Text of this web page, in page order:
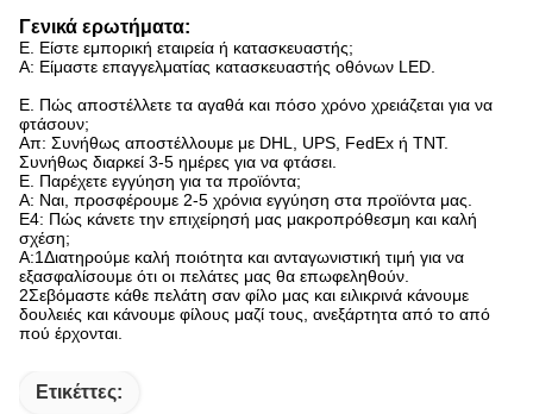
Γενικά ερωτήματα:
Ε. Είστε εμπορική εταιρεία ή κατασκευαστής;
Α: Είμαστε επαγγελματίας κατασκευαστής οθόνων LED.
Ε. Πώς αποστέλλετε τα αγαθά και πόσο χρόνο χρειάζεται για να
φτάσουν;
Απ: Συνήθως αποστέλλουμε με DHL, UPS, FedEx ή TNT.
Συνήθως διαρκεί 3-5 ημέρες για να φτάσει.
Ε. Παρέχετε εγγύηση για τα προϊόντα;
Α: Ναι, προσφέρουμε 2-5 χρόνια εγγύηση στα προϊόντα μας.
Ε4: Πώς κάνετε την επιχείρησή μας μακροπρόθεσμη και καλή
σχέση;
Α:1Διατηρούμε καλή ποιότητα και ανταγωνιστική τιμή για να
εξασφαλίσουμε ότι οι πελάτες μας θα επωφεληθούν.
2Σεβόμαστε κάθε πελάτη σαν φίλο μας και ειλικρινά κάνουμε
δουλειές και κάνουμε φίλους μαζί τους, ανεξάρτητα από το από
πού έρχονται.
Ετικέττες: